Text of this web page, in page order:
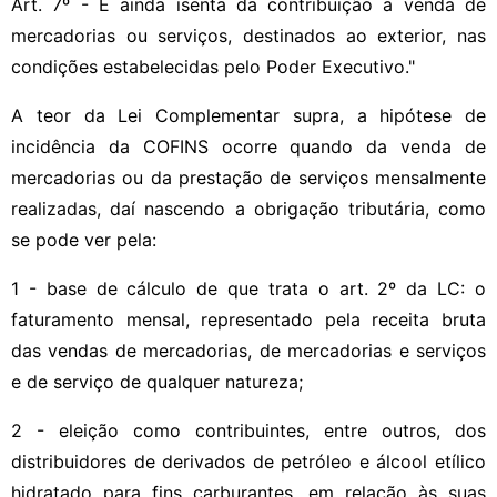
mercadorias ou serviços, destinados ao exterior, nas
condições estabelecidas pelo Poder Executivo."
A teor da Lei Complementar supra, a hipótese de
incidência da COFINS ocorre quando da venda de
mercadorias ou da prestação de serviços mensalmente
realizadas, daí nascendo a obrigação tributária, como
se pode ver pela:
1 - base de cálculo de que trata o art. 2º da LC: o
faturamento mensal, representado pela receita bruta
das vendas de mercadorias, de mercadorias e serviços
e de serviço de qualquer natureza;
2 - eleição como contribuintes, entre outros, dos
distribuidores de derivados de petróleo e álcool etílico
hidratado para fins carburantes, em relação às suas